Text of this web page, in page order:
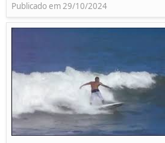
Publicado em 29/10/2024